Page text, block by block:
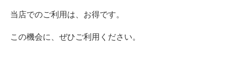
当店でのご利用は、お得です。
この機会に、ぜひご利用ください。